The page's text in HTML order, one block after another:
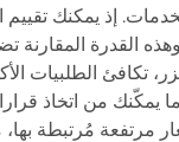
إذ يمكنك
القدرة
الطلبيات
يمكّنك من اتخاذ
مرتفعة مُرتبطة